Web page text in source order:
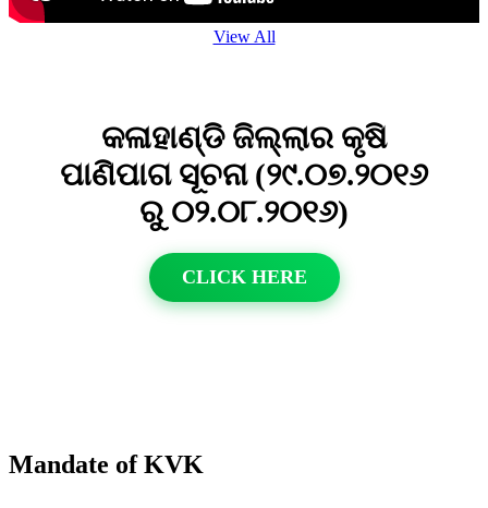
View All
କଳାହାଣ୍ଡି ଜିଲ୍ଲାର କୃଷି
ପାଣିପାଗ ସୂଚନା (୨୯.୦୭.୨୦୧୬
ରୁ ୦୨.୦୮.୨୦୧୬)
CLICK HERE
Mandate of KVK